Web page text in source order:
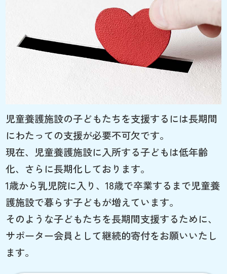
児童養護施設の子どもたちを支援するには長期間
にわたっての支援が必要不可欠です。
現在、児童養護施設に入所する子どもは低年齢
化、さらに長期化しております。
1歳から乳児院に入り、18歳で卒業するまで児童養
護施設で暮らす子どもが増えています。
そのような子どもたちを長期間支援するために、
サポーター会員として継続的寄付をお願いいたし
ます。